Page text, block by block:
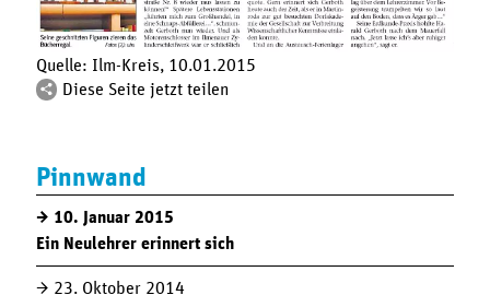
Pinnwand
10. Januar 2015
Ein Neulehrer erinnert sich
23. Oktober 2014
Quelle: Ilm-Kreis, 10.01.2015
Diese Seite jetzt teilen